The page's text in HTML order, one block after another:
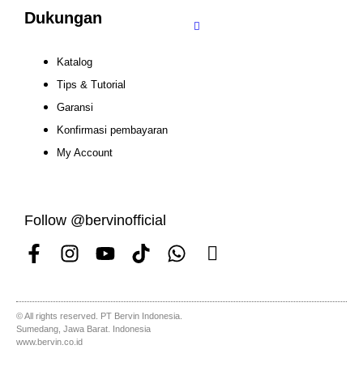
Dukungan
Katalog
Tips & Tutorial
Garansi
Konfirmasi pembayaran
My Account
Follow @bervinofficial
© All rights reserved. PT Bervin Indonesia.
Sumedang, Jawa Barat. Indonesia
www.bervin.co.id